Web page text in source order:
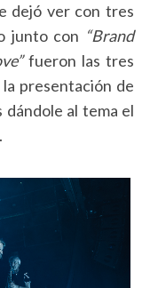
dejó ver con tres
junto con “Brand
fueron las tres
presentación de
dándole al tema el